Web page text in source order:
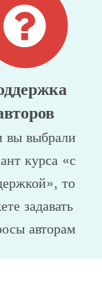
вы выбрали
курса «с
то
задавать
авторам